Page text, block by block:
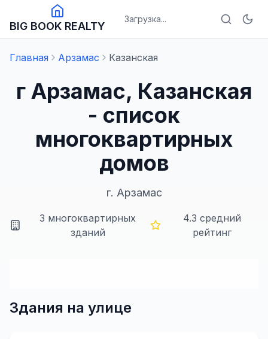
BIG BOOK REALTY
Загрузка...
Главная Арзамас Казанская
г Арзамас, Казанская
- список
многоквартирных
домов
г. Арзамас
3 многоквартирных
зданий
4.3 средний
рейтинг
Здания на улице